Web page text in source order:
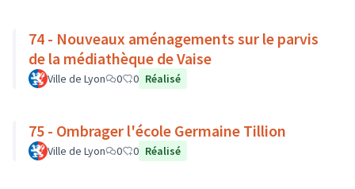
74 - Nouveaux aménagements sur le parvis
de la médiathèque de Vaise
Ville de Lyon 0 0 Réalisé
75 - Ombrager l'école Germaine Tillion
Ville de Lyon 0 0 Réalisé